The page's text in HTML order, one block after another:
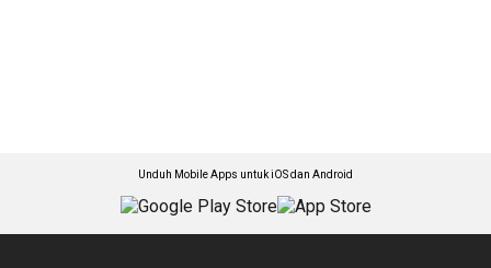
Unduh Mobile Apps untuk iOS dan Android